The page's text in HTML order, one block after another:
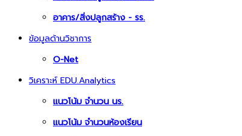
อาคาร/สิ่งปลูกสร้าง - รร.
ข้อมูลด้านวิชาการ
O-Net
วิเคราะห์ EDU.Analytics
แนวโน้ม จำนวน นร.
แนวโน้ม จำนวนห้องเรียน